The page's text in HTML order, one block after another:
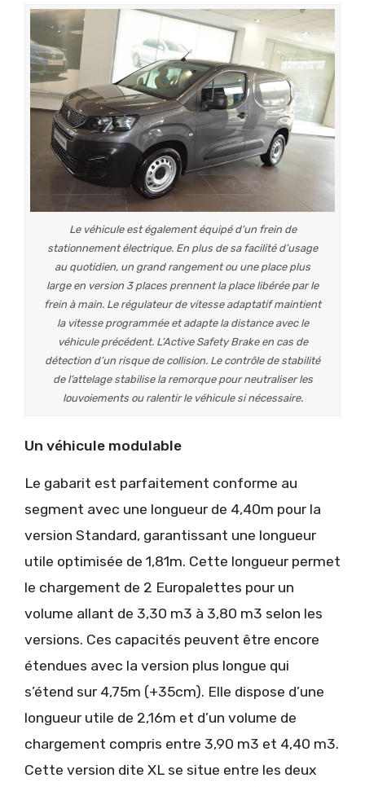
Le véhicule est également équipé d’un frein de
stationnement électrique. En plus de sa facilité d’usage
au quotidien, un grand rangement ou une place plus
large en version 3 places prennent la place libérée par le
frein à main. Le régulateur de vitesse adaptatif maintient
la vitesse programmée et adapte la distance avec le
véhicule précédent. L’Active Safety Brake en cas de
détection d’un risque de collision. Le contrôle de stabilité
de l’attelage stabilise la remorque pour neutraliser les
louvoiements ou ralentir le véhicule si nécessaire.
Un véhicule modulable
Le gabarit est parfaitement conforme au
segment avec une longueur de 4,40m pour la
version Standard, garantissant une longueur
utile optimisée de 1,81m. Cette longueur permet
le chargement de 2 Europalettes pour un
volume allant de 3,30 m3 à 3,80 m3 selon les
versions. Ces capacités peuvent être encore
étendues avec la version plus longue qui
s’étend sur 4,75m (+35cm). Elle dispose d’une
longueur utile de 2,16m et d’un volume de
chargement compris entre 3,90 m3 et 4,40 m3.
Cette version dite XL se situe entre les deux